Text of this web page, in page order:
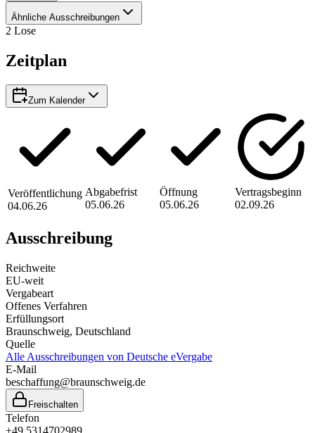
Ähnliche Ausschreibungen
2 Lose
Zeitplan
Zum Kalender
Veröffentlichung
04.06.26
Abgabefrist
05.06.26
Öffnung
05.06.26
Vertragsbeginn
02.09.26
Ausschreibung
Reichweite
EU-weit
Vergabeart
Offenes Verfahren
Erfüllungsort
Braunschweig, Deutschland
Quelle
Alle Ausschreibungen von Deutsche eVergabe
E-Mail
beschaffung@braunschweig.de
Freischalten
Telefon
+49 5314702989